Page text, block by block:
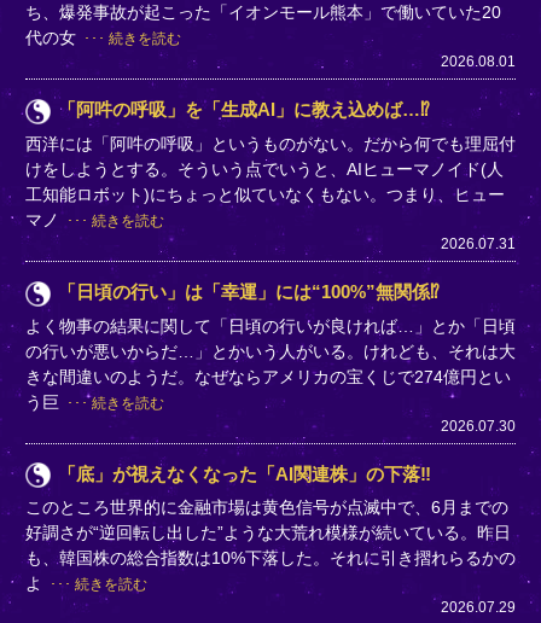
ち、爆発事故が起こった「イオンモール熊本」で働いていた20
代の女
続きを読む
2026.08.01
「阿吽の呼吸」を「生成AI」に教え込めば…⁉
西洋には「阿吽の呼吸」というものがない。だから何でも理屈付
けをしようとする。そういう点でいうと、AIヒューマノイド(人
工知能ロボット)にちょっと似ていなくもない。つまり、ヒュー
マノ
続きを読む
2026.07.31
「日頃の行い」は「幸運」には“100%”無関係⁉
よく物事の結果に関して「日頃の行いが良ければ…」とか「日頃
の行いが悪いからだ…」とかいう人がいる。けれども、それは大
きな間違いのようだ。なぜならアメリカの宝くじで274億円とい
う巨
続きを読む
2026.07.30
「底」が視えなくなった「AI関連株」の下落‼
このところ世界的に金融市場は黄色信号が点滅中で、6月までの
好調さが“逆回転し出した”ような大荒れ模様が続いている。昨日
も、韓国株の総合指数は10%下落した。それに引き摺れらるかの
よ
続きを読む
2026.07.29